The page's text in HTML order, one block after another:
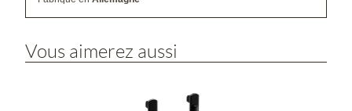
Vous aimerez aussi